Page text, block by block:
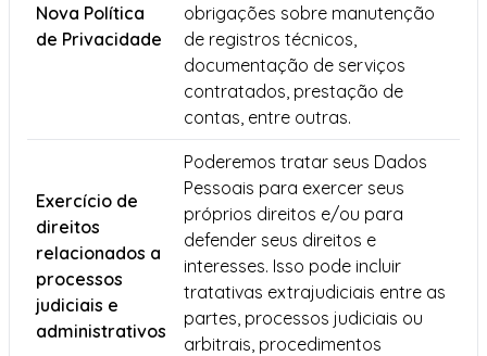
Nova Política
de Privacidade
obrigações sobre manutenção
de registros técnicos,
documentação de serviços
contratados, prestação de
contas, entre outras.
Exercício de
direitos
relacionados a
processos
judiciais e
administrativos
Poderemos tratar seus Dados
Pessoais para exercer seus
próprios direitos e/ou para
defender seus direitos e
interesses. Isso pode incluir
tratativas extrajudiciais entre as
partes, processos judiciais ou
arbitrais, procedimentos